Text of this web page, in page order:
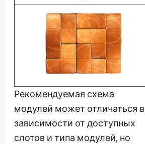
Рекомендуемая схема
модулей может отличаться в
зависимости от доступных
слотов и типа модулей, но